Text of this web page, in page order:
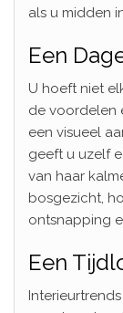
als u midden
Een
U hoeft niet
de voordelen
een visueel
geeft u uzelf
van haar
bosgezicht,
ontsnapping
Een